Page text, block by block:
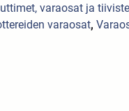
varaosat ja
varaosat,